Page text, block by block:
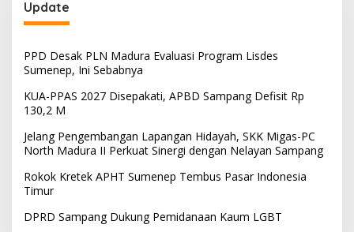
Update
PPD Desak PLN Madura Evaluasi Program Lisdes
Sumenep, Ini Sebabnya
KUA-PPAS 2027 Disepakati, APBD Sampang Defisit Rp
130,2 M
Jelang Pengembangan Lapangan Hidayah, SKK Migas-PC
North Madura II Perkuat Sinergi dengan Nelayan Sampang
Rokok Kretek APHT Sumenep Tembus Pasar Indonesia
Timur
DPRD Sampang Dukung Pemidanaan Kaum LGBT